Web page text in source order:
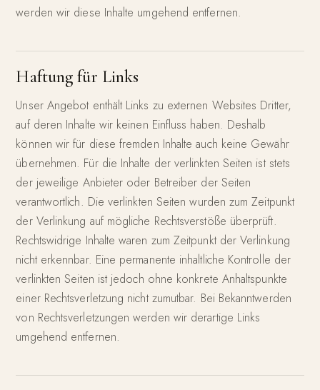
werden wir diese Inhalte umgehend entfernen.
Haftung für Links
Unser Angebot enthält Links zu externen Websites Dritter,
auf deren Inhalte wir keinen Einfluss haben. Deshalb
können wir für diese fremden Inhalte auch keine Gewähr
übernehmen. Für die Inhalte der verlinkten Seiten ist stets
der jeweilige Anbieter oder Betreiber der Seiten
verantwortlich. Die verlinkten Seiten wurden zum Zeitpunkt
der Verlinkung auf mögliche Rechtsverstöße überprüft.
Rechtswidrige Inhalte waren zum Zeitpunkt der Verlinkung
nicht erkennbar. Eine permanente inhaltliche Kontrolle der
verlinkten Seiten ist jedoch ohne konkrete Anhaltspunkte
einer Rechtsverletzung nicht zumutbar. Bei Bekanntwerden
von Rechtsverletzungen werden wir derartige Links
umgehend entfernen.